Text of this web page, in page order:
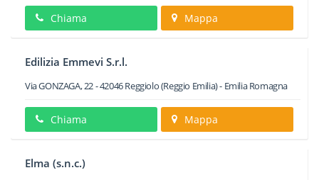
Chiama Mappa
Edilizia Emmevi S.r.l.
Via GONZAGA, 22-42046Reggiolo(Reggio Emilia) - Emilia Romagna
Chiama Mappa
Elma (s.n.c.)